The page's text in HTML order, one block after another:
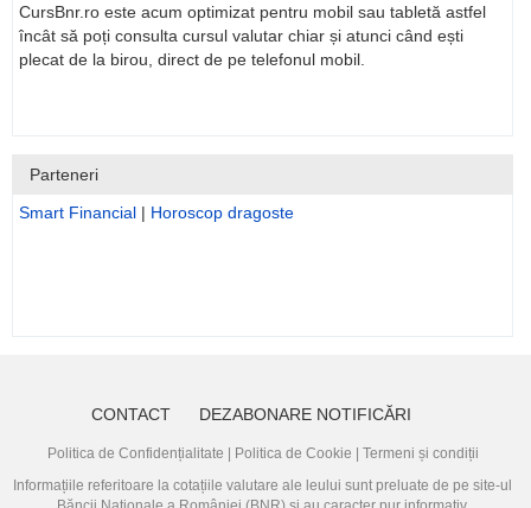
CursBnr.ro este acum optimizat pentru mobil sau tabletă astfel
încât să poți consulta cursul valutar chiar și atunci când ești
plecat de la birou, direct de pe telefonul mobil.
Parteneri
Smart Financial | Horoscop dragoste
CONTACT DEZABONARE NOTIFICĂRI
Politica de Confidențialitate Politica de Cookie
Termeni și condiții
Informațiile referitoare la cotațiile valutare ale leului sunt preluate de pe site-ul